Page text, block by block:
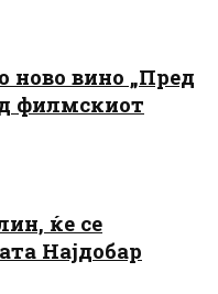
ново вино „Пред
филмскиот
ќе се
Најдобар